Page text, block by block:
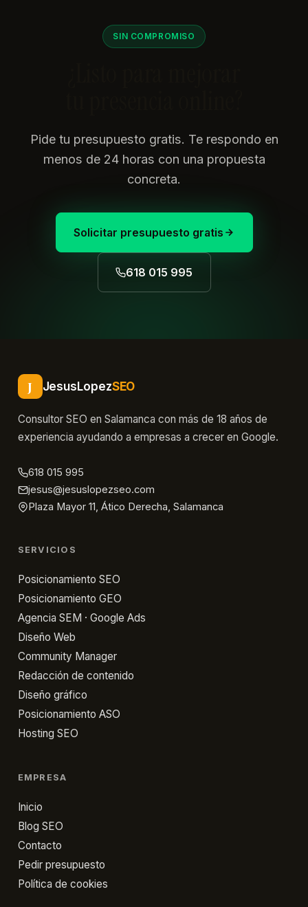
SIN COMPROMISO
Pide tu presupuesto gratis. Te respondo en
menos de 24 horas con una propuesta
concreta.
Solicitar presupuesto gratis
618 015 995
J JesusLopezSEO
Consultor SEO en Salamanca con más de 18 años de
experiencia ayudando a empresas a crecer en Google.
618 015 995
jesus@jesuslopezseo.com
Plaza Mayor 11, Ático Derecha, Salamanca
SERVICIOS
Posicionamiento SEO
Posicionamiento GEO
Agencia SEM · Google Ads
Diseño Web
Community Manager
Redacción de contenido
Diseño gráfico
Posicionamiento ASO
Hosting SEO
EMPRESA
Inicio
Blog SEO
Contacto
Pedir presupuesto
Política de cookies